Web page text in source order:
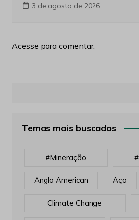
3 de agosto de 2026
Acesse para comentar.
Temas mais buscados
#mineração
Anglo American Aço
Climate Change